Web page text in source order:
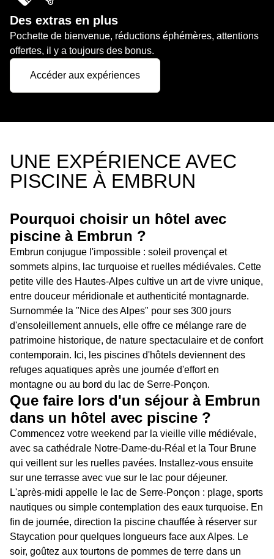
Des extras en plus
Pochette de bienvenue, réductions éphémères, attentions
offertes, il y a toujours des bonus.
Accéder aux expériences
UNE EXPÉRIENCE AVEC
PISCINE À EMBRUN
Pourquoi choisir un hôtel avec
piscine à Embrun ?
Embrun conjugue l'impossible : soleil provençal et
sommets alpins, lac turquoise et ruelles médiévales. Cette
petite ville des Hautes-Alpes cultive un art de vivre unique,
entre douceur méridionale et authenticité montagnarde.
Surnommée la "Nice des Alpes" pour ses 300 jours
d'ensoleillement annuels, elle offre ce mélange rare de
patrimoine historique, de nature spectaculaire et de confort
contemporain. Ici, les piscines d'hôtels deviennent des
refuges aquatiques après une journée d'effort en
montagne ou au bord du lac de Serre-Ponçon.
Que faire lors d'un séjour à Embrun
dans un hôtel avec piscine ?
Commencez votre weekend par la vieille ville médiévale,
avec sa cathédrale Notre-Dame-du-Réal et la Tour Brune
qui veillent sur les ruelles pavées. Installez-vous ensuite
sur une terrasse avec vue sur le lac pour déjeuner.
L'après-midi appelle le lac de Serre-Ponçon : plage, sports
nautiques ou simple contemplation des eaux turquoise. En
fin de journée, direction la piscine chauffée à réserver sur
Staycation pour quelques longueurs face aux Alpes. Le
soir, goûtez aux tourtons de pommes de terre dans un